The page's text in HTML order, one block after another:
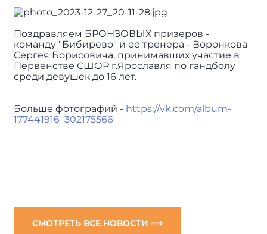
Поздравляем БРОНЗОВЫХ призеров -
команду "Бибирево" и ее тренера - Воронкова
Сергея Борисовича, принимавших участие в
Первенстве СШОР г.Ярославля по гандболу
среди девушек до 16 лет.
Больше фотографий - https://vk.com/album-
177441916_302175566
СМОТРЕТЬ ВСЕ НОВОСТИ ⟹